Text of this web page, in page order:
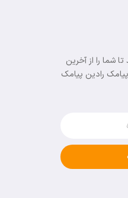
شما را از آخرین
پیامک رادین پیامک